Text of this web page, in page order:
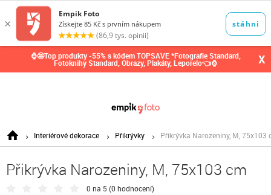
⌚🤩Top produkty -55% s kódem TOPSAVE *Fotografie Standard,
Fotoknihy Standard, Obrazy, Plakáty, Leporelo👈⌚ X
Interiérové dekorace Přikrývky Přikrývka Narozeniny, M, 75x103
Přikrývka Narozeniny, M, 75x103 cm
0 na 5 (0 hodnocení)